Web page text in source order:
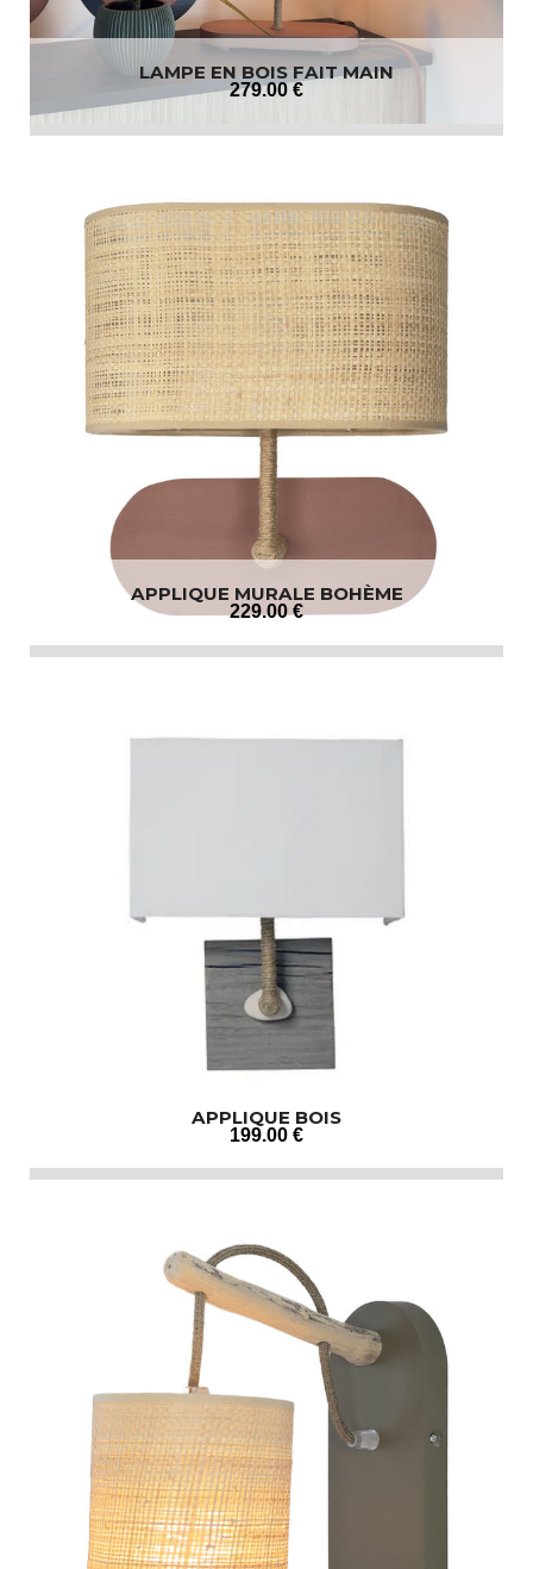
LAMPE EN BOIS FAIT MAIN
279.00 €
APPLIQUE MURALE BOHÈME
229.00 €
APPLIQUE BOIS
199.00 €